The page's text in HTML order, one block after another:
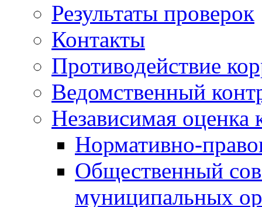
Результаты проверок
Контакты
Противодействие
Ведомственный
Независимая оценка
Нормативно-
Общественный
муниципальных